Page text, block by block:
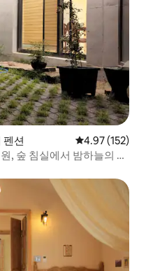
션 평점 4.97점(5
4.97 (152)
늘의 별